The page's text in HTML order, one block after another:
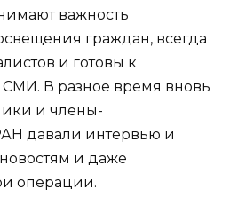
важность
граждан, всегда
и готовы к
СМИ. В разное время вновь
и члены-
давали интервью и
и даже
операции.